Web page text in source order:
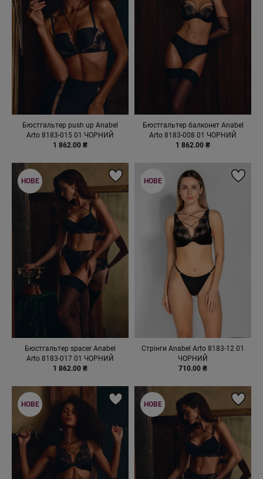
Бюстгальтер push up Anabel
Arto 8183-015 01 ЧОРНИЙ
1 862.00 ₴
Бюстгальтер балконет Anabel
Arto 8183-008 01 ЧОРНИЙ
1 862.00 ₴
Бюстгальтер spacer Anabel
Arto 8183-017 01 ЧОРНИЙ
1 862.00 ₴
НОВЕ
Стрінги Anabel Arto 8183-12 01
ЧОРНИЙ
710.00 ₴
НОВЕ
НОВЕ НОВЕ